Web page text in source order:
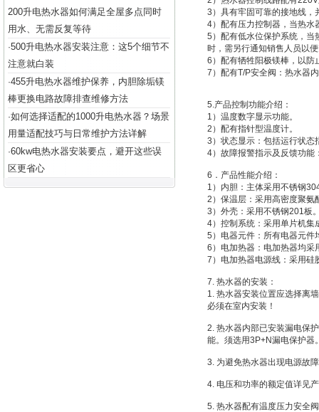
200升电热水器如何满足全屋多点同时
用水、无需反复等待
·500升电热水器安装注意：这5个细节不
注意就白装
·455升电热水器维护保养，内胆除垢镁
棒更换电路故障排查维修方法
·如何选择适配的1000升电热水器？场景
用量适配技巧与日常维护方法详解
·60kw电热水器安装要点，避开这些误
区更省心
3）具有牢固可靠的接地线，
4）配有压力控制器，当热水
5）配有低水位保护系统，当
时，需另行通知销售人员以
6）配有牺牲阳极镁棒，以防
7）配有T/P安全阀：热水器
5.产品控制功能介绍：
1）温度数字显示功能。
2）配有指针型温度计。
3）状态显示：包括运行状态
4）故障报警指示及反馈功能
6．产品性能介绍：
1）内胆：主体采用不锈钢
2）保温层：采用高密度聚氨
3）外壳：采用不锈钢201板
4）控制系统：采用单片机集
5）电器元件：所有电器元件
6）电加热器：电加热器均采
7）电加热器电源线：采用硅
7. 热水器的安装：
1. 热水器安装位置应选择离
必须在室内安装！
2. 热水器内部已安装漏电保
能。须选用3P+N漏电保护器
3. 为避免热水器出现电源故
4. 电压和功率的额定值详见
5. 热水器配有温度压力安全